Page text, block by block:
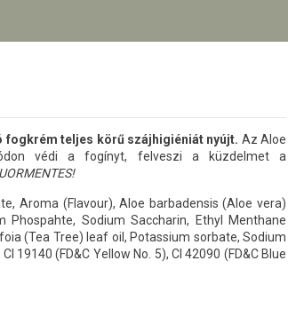
fogkrém teljes körű szájhigiéniát nyújt. Az Aloe
védi a fogínyt, felveszi a küzdelmet a
Aroma (Flavour), Aloe barbadensis (Aloe vera)
Sodium Saccharin, Ethyl Menthane
(Tea Tree) leaf oil, Potassium sorbate, Sodium
19140 (FD&C Yellow No. 5), CI 42090 (FD&C Blue